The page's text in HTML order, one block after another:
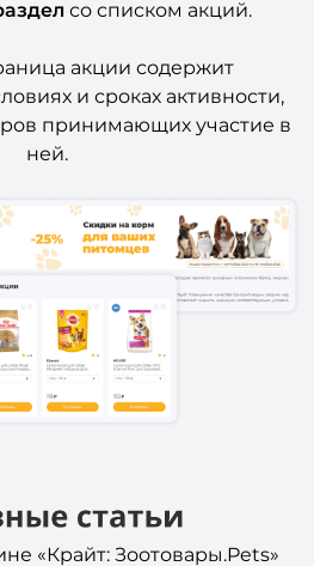
со списком акций.
акции содержит
и сроках активности,
принимающих участие в
ней.
«Крайт: Зоотовары.Pets»